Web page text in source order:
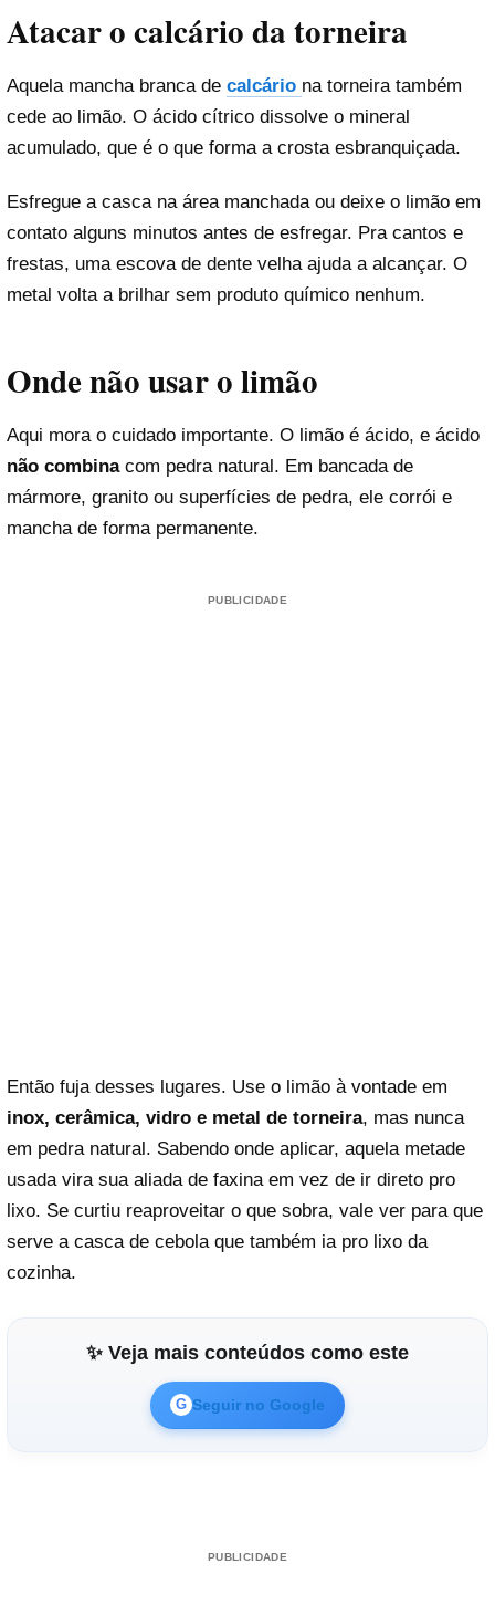
Atacar o calcário da torneira
Aquela mancha branca de calcário na torneira também
cede ao limão. O ácido cítrico dissolve o mineral
acumulado, que é o que forma a crosta esbranquiçada.
Esfregue a casca na área manchada ou deixe o limão em
contato alguns minutos antes de esfregar. Pra cantos e
frestas, uma escova de dente velha ajuda a alcançar. O
metal volta a brilhar sem produto químico nenhum.
Onde não usar o limão
Aqui mora o cuidado importante. O limão é ácido, e ácido
não combinacom pedra natural. Em bancada de
mármore, granito ou superfícies de pedra, ele corrói e
mancha de forma permanente.
PUBLICIDADE
Então fuja desses lugares. Use o limão à vontade em
inox, cerâmica, vidro e metal de torneira, mas nunca
em pedra natural. Sabendo onde aplicar, aquela metade
usada vira sua aliada de faxina em vez de ir direto pro
lixo. Se curtiu reaproveitar o que sobra, vale ver para que
serve a casca de cebola que também ia pro lixo da
cozinha.
✨ Veja mais conteúdos como este
G Seguir no Google
PUBLICIDADE